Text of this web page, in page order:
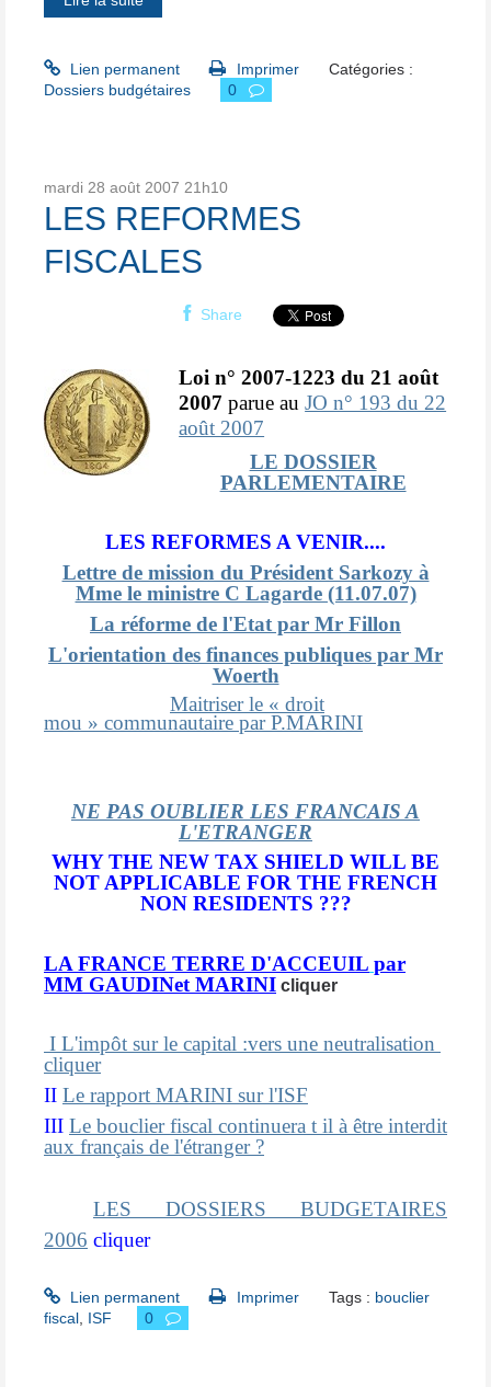
Lien permanent Imprimer
Catégories :
Dossiers budgétaires
0
mardi 28 août 2007 21h10
LES REFORMES
FISCALES
Share
Loi n° 2007-1223 du 21 août
2007 parue au JO n° 193 du 22
août 2007
LE DOSSIER
PARLEMENTAIRE
LES REFORMES A VENIR....
Lettre de mission du Président Sarkozy à
Mme le ministre C Lagarde (11.07.07)
La réforme de l'Etat par Mr Fillon
L'orientation des finances publiques par Mr
Woerth
Maitriser le « droit
mou » communautaire par P.MARINI
NE PAS OUBLIER LES FRANCAIS A
L'ETRANGER
WHY THE NEW TAX SHIELD WILL BE
NOT APPLICABLE FOR THE FRENCH
NON RESIDENTS ???
LA FRANCE TERRE D'ACCEUIL par
MM GAUDINet MARINI cliquer
I L'impôt sur le capital :vers une neutralisation
cliquer
II Le rapport MARINI sur l'ISF
III Le bouclier fiscal continuera t il à être interdit
aux français de l'étranger ?
LES DOSSIERS BUDGETAIRES
2006 cliquer
Lien permanent Imprimer Tags : bouclier
fiscal ISF 0